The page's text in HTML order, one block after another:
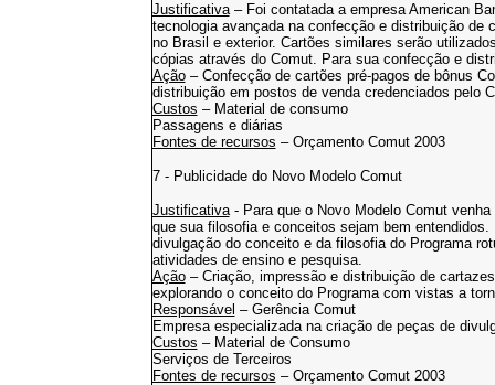
Justificativa– Foi contatada a empresa American
tecnologia avançada na confecção e distribuição de
no Brasil e exterior. Cartões similares serão
cópias através do Comut. Para sua confecção e
Ação– Confecção de cartões pré-pagos de bônus
distribuição em postos de venda credenciados pelo
Custos – Material de consumo
Passagens e diárias
Fontes de recursos – Orçamento Comut 2003
7 - Publicidade do Novo Modelo Comut
Justificativa- Para que o Novo Modelo Comut
que sua filosofia e conceitos sejam bem
divulgação do conceito e da filosofia do Programa
atividades de ensino e pesquisa.
Ação– Criação, impressão e distribuição de
explorando o conceito do Programa com vistas a
Responsável – Gerência Comut
Empresa especializada na criação de peças de
Custos – Material de Consumo
Serviços de Terceiros
Fontes de recursos – Orçamento Comut 2003